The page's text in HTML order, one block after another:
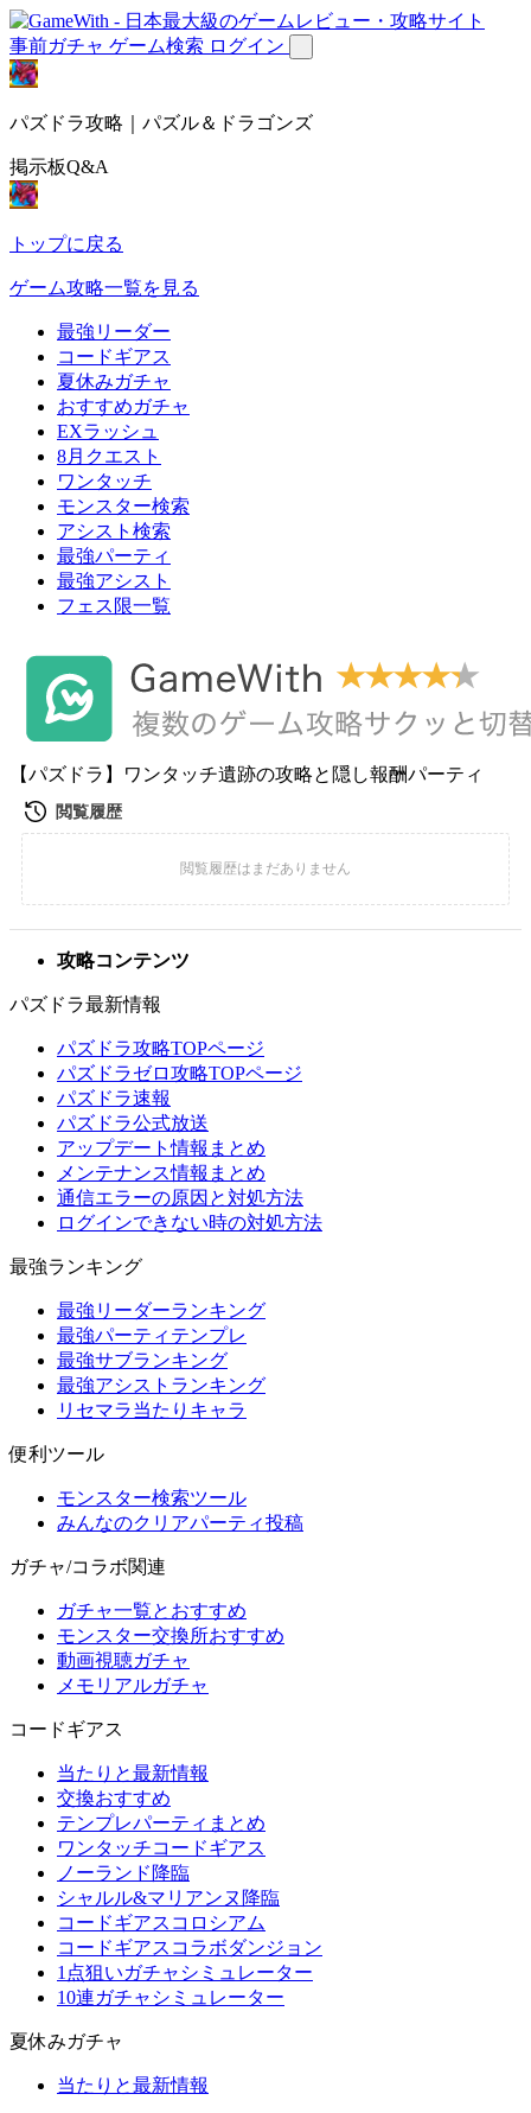
事前ガチャ ゲーム検索 ログイン
パズドラ攻略｜パズル＆ドラゴンズ
掲示板Q&A
トップに戻る
ゲーム攻略一覧を見る
最強リーダー
コードギアス
夏休みガチャ
おすすめガチャ
EXラッシュ
8月クエスト
ワンタッチ
モンスター検索
アシスト検索
最強パーティ
最強アシスト
フェス限一覧
【パズドラ】ワンタッチ遺跡の攻略と隠し報酬パーティ
攻略コンテンツ
パズドラ最新情報
パズドラ攻略TOPページ
パズドラゼロ攻略TOPページ
パズドラ速報
パズドラ公式放送
アップデート情報まとめ
メンテナンス情報まとめ
通信エラーの原因と対処方法
ログインできない時の対処方法
最強ランキング
最強リーダーランキング
最強パーティテンプレ
最強サブランキング
最強アシストランキング
リセマラ当たりキャラ
便利ツール
モンスター検索ツール
みんなのクリアパーティ投稿
ガチャ/コラボ関連
ガチャ一覧とおすすめ
モンスター交換所おすすめ
動画視聴ガチャ
メモリアルガチャ
コードギアス
当たりと最新情報
交換おすすめ
テンプレパーティまとめ
ワンタッチコードギアス
ノーランド降臨
シャルル&マリアンヌ降臨
コードギアスコロシアム
コードギアスコラボダンジョン
1点狙いガチャシミュレーター
10連ガチャシミュレーター
夏休みガチャ
当たりと最新情報